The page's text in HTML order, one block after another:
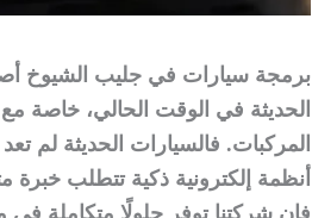
برمجة سيارات في جليب الشيوخ
الحديثة في الوقت الحالي، خاصة
المركبات. فالسيارات الحديثة لم
أنظمة إلكترونية ذكية تتطلب